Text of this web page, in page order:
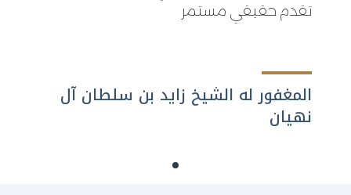
تقدم حقيقي مستمر
المغفور له الشيخ زايد بن سلطان آل
نهيان